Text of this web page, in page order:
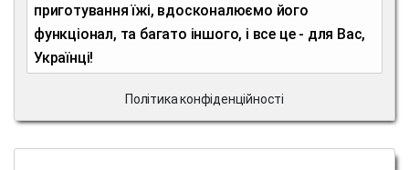
приготування їжі, вдосконалюємо його
функціонал, та багато іншого, і все це - для Вас,
Українці!
Політика конфіденційності